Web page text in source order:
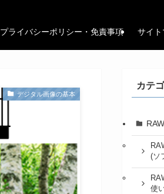
プライバシーポリシー・免責事項 サイ
デジタル画像の基本
カテ
(ソ
使